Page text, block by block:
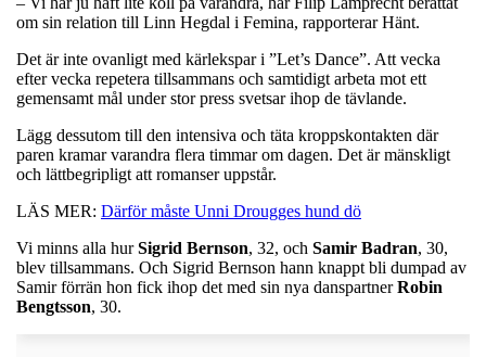
om sin relation till Linn Hegdal i Femina, rapporterar Hänt.
Det är inte ovanligt med kärlekspar i ”Let’s Dance”. Att vecka
efter vecka repetera tillsammans och samtidigt arbeta mot ett
gemensamt mål under stor press svetsar ihop de tävlande.
Lägg dessutom till den intensiva och täta kroppskontakten där
paren kramar varandra flera timmar om dagen. Det är mänskligt
och lättbegripligt att romanser uppstår.
LÄS MER: Därför måste Unni Drougges hund dö
Vi minns alla hurSigrid Bernson, 32, och Samir Badran, 30,
blev tillsammans. Och Sigrid Bernson hann knappt bli dumpad av
Samir förrän hon fick ihop det med sin nya danspartnerRobin
Bengtsson, 30.